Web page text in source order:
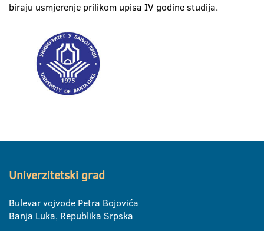
biraju usmjerenje prilikom upisa IV godine studija.
Univerzitetski grad
Bulevar vojvode Petra Bojovića
Banja Luka, Republika Srpska